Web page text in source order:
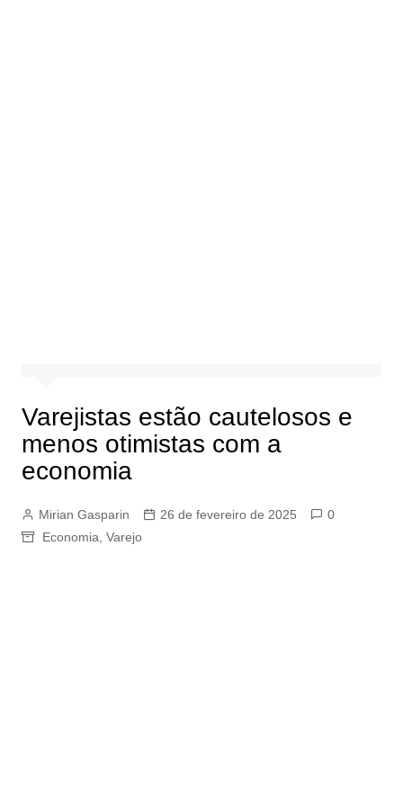
Varejistas estão cautelosos e
menos otimistas com a
economia
Mirian Gasparin 26 de fevereiro de 2025
0
Economia Varejo